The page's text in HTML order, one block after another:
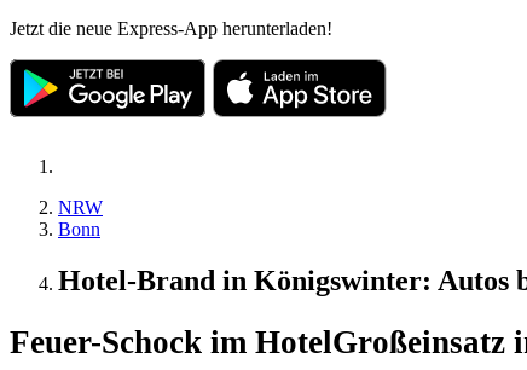
Jetzt die neue Express-App herunterladen!
NRW
Bonn
Hotel-Brand in Königswinter: Autos
Feuer-Schock im HotelGroßeinsatz